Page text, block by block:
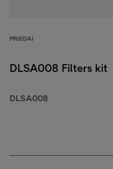
PRIEDAI
DLSA008 Filters kit
DLSA008